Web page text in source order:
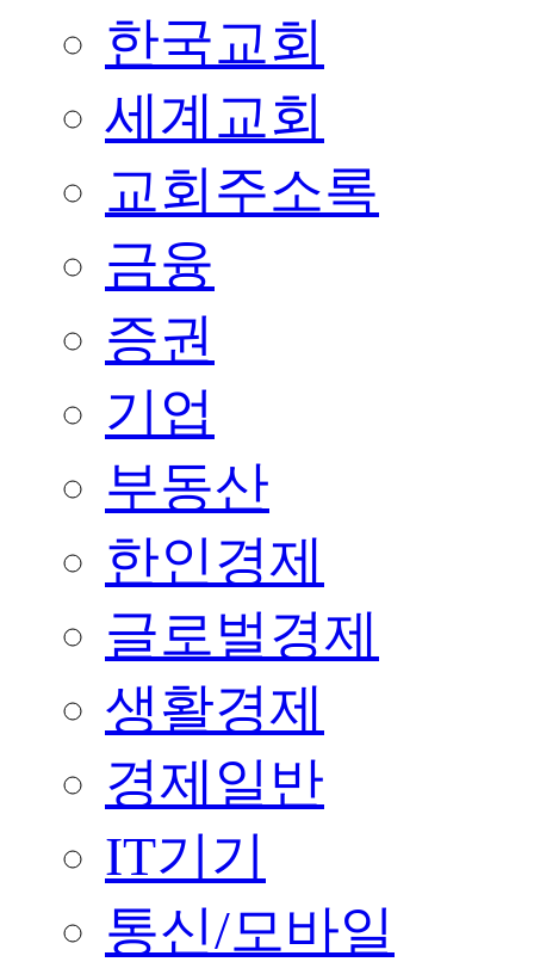
한국교회
세계교회
교회주소록
금융
증권
기업
부동산
한인경제
글로벌경제
생활경제
경제일반
IT기기
통신/모바일